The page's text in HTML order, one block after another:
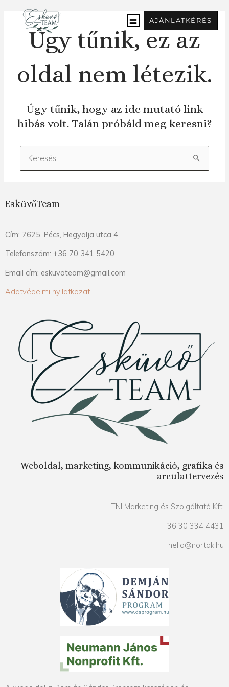
tartalomra
AJÁNLATKÉRÉS
Úgy tűnik, ez az
oldal nem létezik.
Úgy tűnik, hogy az ide mutató link
hibás volt. Talán próbáld meg keresni?
Keresés:
EsküvőTeam
Cím: 7625, Pécs, Hegyalja utca 4.
Telefonszám: +36 70 341 5420
Email cím: eskuvoteam@gmail.com
Adatvédelmi nyilatkozat
Weboldal, marketing, kommunikáció, grafika és
arculattervezés
TNI Marketing és Szolgáltató Kft.
+36 30 334 4431
hello@nortak.hu